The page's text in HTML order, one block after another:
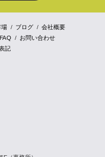
場 ブログ
会社概要
FAQ
お問い合わせ
記